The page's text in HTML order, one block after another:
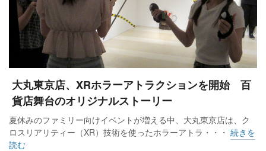
大丸東京店、XRホラーアトラクションを開始 百
貨店舞台のオリジナルストーリー
夏休みのファミリー向けイベントが増える中、大丸東京店は、ク
ロスリアリティー（XR）技術を使ったホラーアトラ・・・ 続きを
読む